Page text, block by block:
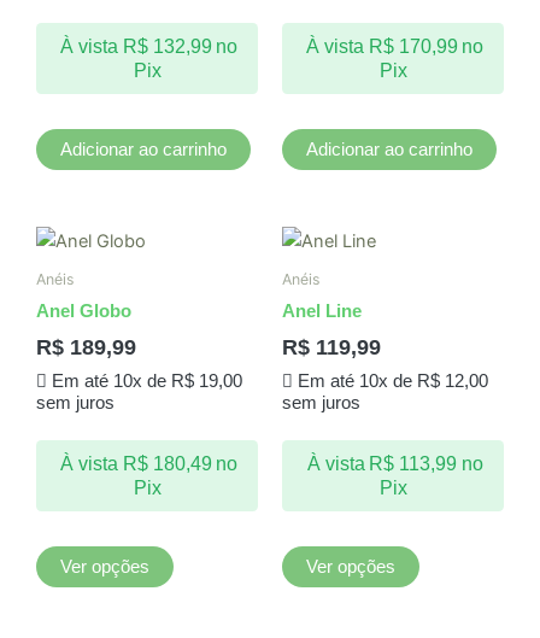
À vista R$132,99 no
Pix
Adicionar ao carrinho
À vista R$170,99 no
Pix
Adicionar ao carrinho
Anéis
Anel Globo
R$ 189,99
Em até 10x de R$19,00
sem juros
À vista R$180,49 no
Pix
Ver opções
As
podem
ser
página
Anéis
Anel Line
R$ 119,99
Em até 10x de R$12,00
sem juros
À vista R$ 113,99 no
Pix
Ver opções
As
podem
ser
página